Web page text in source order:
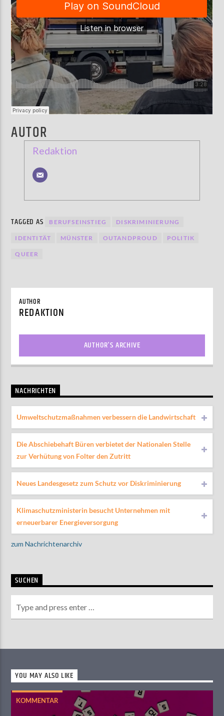
AUTOR
Redaktion
TAGGED AS BERUFSEINSTIEG DISKRIMINIERUNG
IDENTITÄT MÜNSTER OUTANDPROUD POLITIK
QUEER
AUTHOR
REDAKTION
AUTHOR'S ARCHIVE
NACHRICHTEN
Umweltschutzmaßnahmen verbessern die Landwirtschaft
Die Abschiebehaft Büren verbietet der Nationalen Stelle
zur Verhütung von Folter den Zutritt
Neues Landesgesetz zum Schutz vor Diskriminierung
Klimaschutzministerin besucht Unternehmen mit
erneuerbarer Energieversorgung
zum Nachrichtenarchiv
SUCHEN
YOU MAY ALSO LIKE
KOMMENTAR